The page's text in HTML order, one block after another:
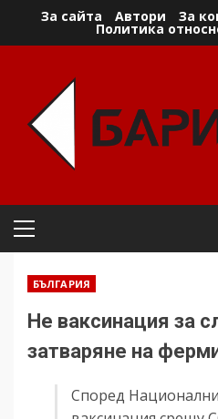
За сайта Автори За
Политика
Primary
БЪЛГАРИЯ
Не ваксинация за
затваряне на
Според